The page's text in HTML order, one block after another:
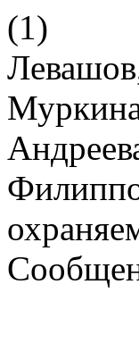
(1)